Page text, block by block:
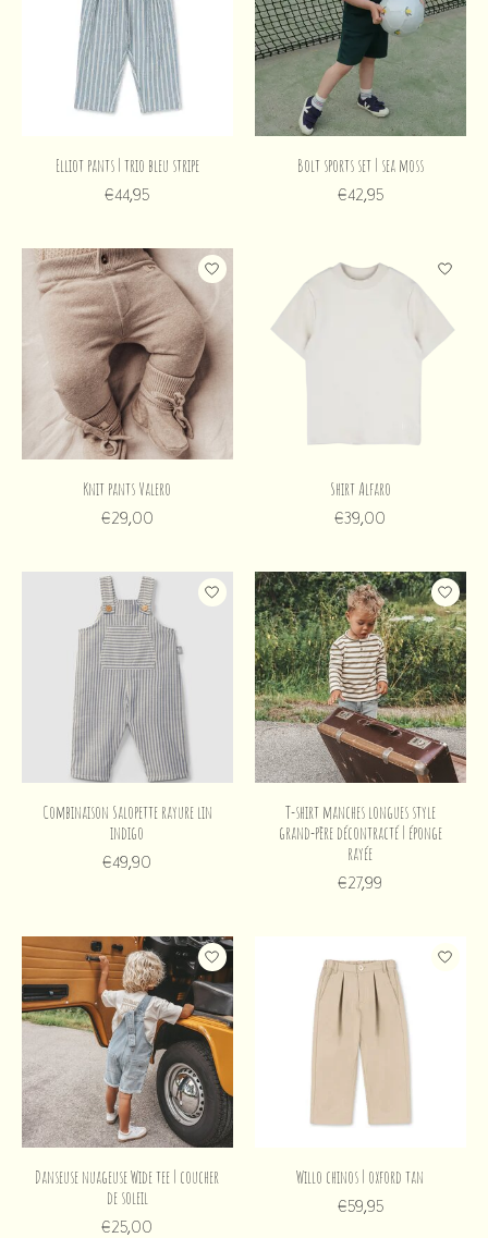
Elliot pants | trio bleu stripe
€44,95
Bolt sports set | sea moss
€42,95
Knit pants Valero
€29,00
Shirt Alfaro
€39,00
Combinaison Salopette rayure lin
indigo
€49,90
T-shirt manches longues style
grand-père décontracté | éponge
rayée
€27,99
Danseuse nuageuse Wide tee | coucher
de soleil
€25,00
Willo chinos | oxford tan
€59,95